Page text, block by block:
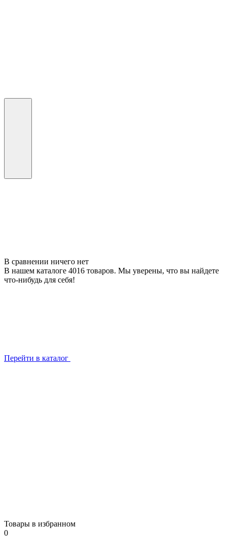
В сравнении ничего нет
В нашем каталоге 4016 товаров. Мы уверены, что вы найдете
что-нибудь для себя!
Перейти в каталог
Товары в избранном
0